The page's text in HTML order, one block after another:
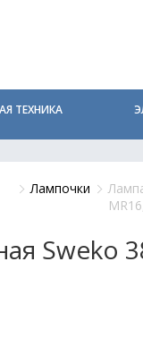
ТЕХНИКА
Лампочки
Sweko